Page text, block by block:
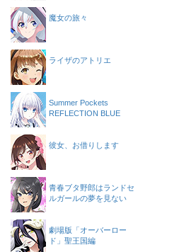
魔女の旅々
ライザのアトリエ
Summer Pockets
REFLECTION BLUE
彼女、お借りします
青春ブタ野郎はランドセ
ルガールの夢を見ない
劇場版「オーバーロー
ド」聖王国編